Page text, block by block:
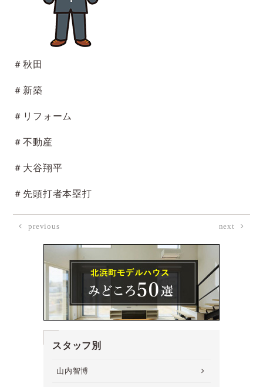
＃秋田
＃新築
＃リフォーム
＃不動産
＃大谷翔平
＃先頭打者本塁打
previous next
スタッフ別
山内智博